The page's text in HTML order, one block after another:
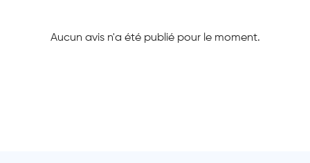
Aucun avis n'a été publié pour le moment.